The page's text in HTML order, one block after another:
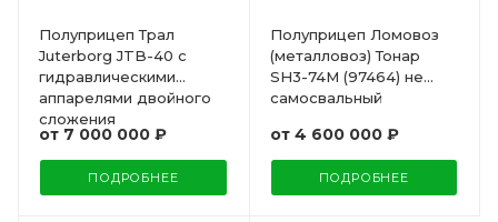
Полуприцеп Трал
Juterborg JTB-40 с
гидравлическими
аппарелями двойного
сложения
от 7 000 000 ₽
ПОДРОБНЕЕ
Полуприцеп Ломовоз
(металловоз) Тонар
SH3-74M (97464) не
самосвальный
от 4 600 000 ₽
ПОДРОБНЕЕ